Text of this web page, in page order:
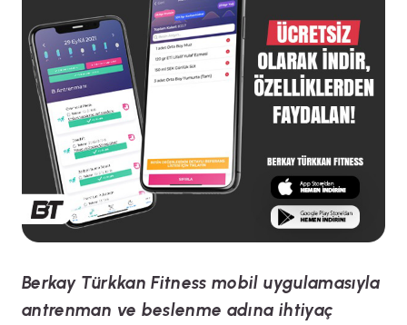
Berkay Türkkan Fitness mobil uygulamasıyla
antrenman ve beslenme adına ihtiyaç